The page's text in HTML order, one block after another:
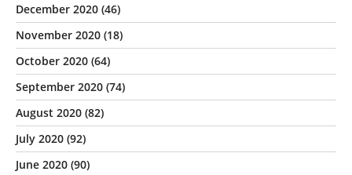
December 2020 (46)
November 2020 (18)
October 2020 (64)
September 2020 (74)
August 2020 (82)
July 2020 (92)
June 2020 (90)